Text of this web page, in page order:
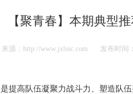
【聚青春】本期典型
来源：http://www.jxlssc.com 发布时间
提高队伍凝聚力战斗力、塑造队